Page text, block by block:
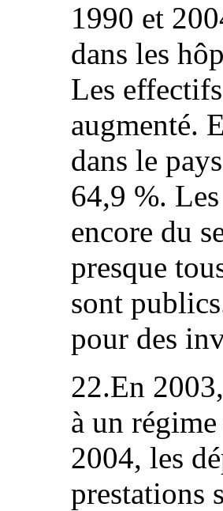
1990 et
dans les
Les
augmenté.
dans le
64,9 %.
encore du
presque
sont
pour des
22.En
à un
2004, les
prestations